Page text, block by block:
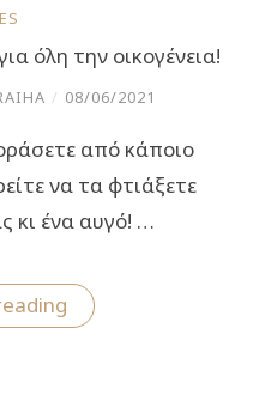
όλη την οικογένεια!
/ 08/06/2021
από κάποιο
να τα φτιάξετε
κι ένα αυγό! …
“Φτιάξε
macarons